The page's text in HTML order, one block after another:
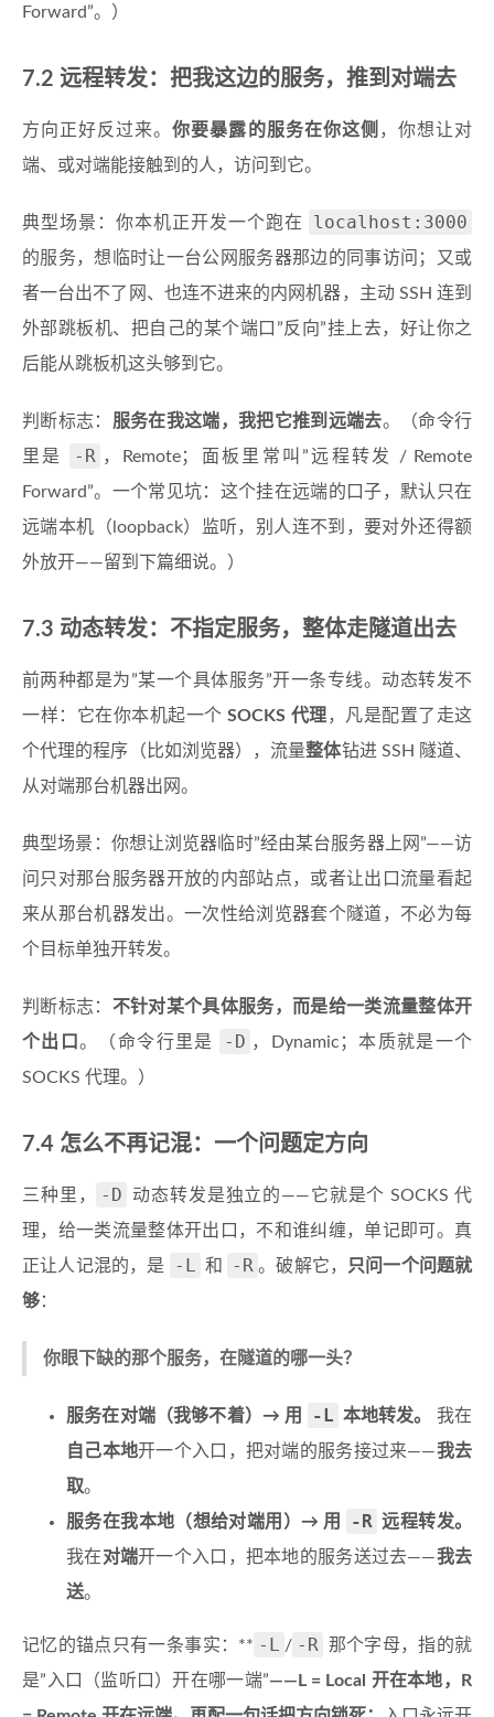
Forward”。）
7.2 远程转发：把我这边的服务，推到对端去
方向正好反过来。你要暴露的服务在你这侧 ，你想让对
端、或对端能接触到的人，访问到它。
典型场景：你本机正开发一个跑在 localhost:3000
的服务，想临时让一台公网服务器那边的同事访问；又或
者一台出不了网、也连不进来的内网机器，主动 SSH 连到
外部跳板机、把自己的某个端口”反向”挂上去，好让你之
后能从跳板机这头够到它。
判断标志： 服务在我这端，我把它推到远端去。（命令行
里是
-R ，Remote；面板里常叫”远程转发 / Remote
Forward”。一个常见坑：这个挂在远端的口子，默认只在
远端本机（loopback）监听，别人连不到，要对外还得额
外放开——留到下篇细说。）
7.3 动态转发：不指定服务，整体走隧道出去
前两种都是为”某一个具体服务”开一条专线。动态转发不
一样：它在你本机起一个 SOCKS 代理，凡是配置了走这
个代理的程序（比如浏览器），流量整体钻进 SSH 隧道、
从对端那台机器出网。
典型场景：你想让浏览器临时”经由某台服务器上网”——访
问只对那台服务器开放的内部站点，或者让出口流量看起
来从那台机器发出。一次性给浏览器套个隧道，不必为每
个目标单独开转发。
判断标志： 不针对某个具体服务，而是给一类流量整体开
个出口。（命令行里是 -D ，Dynamic；本质就是一个
SOCKS 代理。）
7.4 怎么不再记混：一个问题定方向
三种里， -D
动态转发是独立的——它就是个 SOCKS 代
理，给一类流量整体开出口，不和谁纠缠，单记即可。真
正让人记混的，是
-L 和 -R 。破解它，
只问一个问题就
够：
你眼下缺的那个服务，在隧道的哪一头？
服务在对端（我够不着）→ 用 -L 本地转发。
我在
自己本地开一个入口，把对端的服务接过来——我去
取。
服务在我本地（想给对端用）→ 用
-R 远程转发。
我在对端开一个入口，把本地的服务送过去——我去
送。
记忆的锚点只有一条事实：** -L / -R
那个字母，指的就
是”入口（监听口）开在哪一端”——L = Local 开在本地，R